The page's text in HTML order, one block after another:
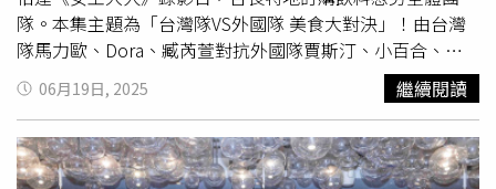
原味技術與醬料配方，為了強化沉浸式體驗，店內更打造半
開放炭火燒烤區，讓來客可以直接看到師傅炙烤過程，開幕
詳情將於近期在官方社群公布。※飲酒過量，有害健康，未
滿18歲請勿飲酒
的「夏季御膳料理」，同樣也可見鰻魚身影，可4選1的主餐
包含日籍主廚渡邊正紀循日本關東料理技法，推出以炭火香
氣與醬汁結合的「雙色鰻魚御膳」，集蒲燒與白燒鰻魚於一
體，雙重滋味交織鮮甜；另外也可選擇以手工醬汁入味的
「紅燒龍膽石斑」，或嚴選日本頂級A5黑毛和牛製作、搭配
生蛋黃照燒醬的「日本和牛漢堡排」，亦可選擇以新鮮黑鮪
魚大腹、皮油、赤身、鮭魚卵、干貝與星鰻等共十款頂級海
全家大小一同來享受美味時光。除了用餐環境大升級，多元
的餐飲選擇，更能滿足饕客的味蕾。號稱東京拉麵之王的
「麵屋一燈」桃園首店正式插旗華泰名品城。全新力作「海
膽扇貝雞豚拉麵」將在此獨家開賣！主打濃厚系湯頭與奢華
海味交融，為夏日注入一股高湯系美食旋風。歡慶開幕，
7/7-7/13間，來店即有機會領取「第二碗拉麵半價」禮物
券，隨領隨用！（圖／業者提供）此外，曾榮獲台北牛肉麵
隊。本集主題為「台灣隊VS外國隊 美食大對決」！由台灣
隊馬力歐、Dora、臧芮萱對抗外國隊賈斯汀、小百合、餒
狸，賭上料理自尊與國家榮耀。現場邀請不同領域的女王團
來賓與主持人一起擔任評審，比賽尚未開始，餒狸便語出驚
人：「不公平吧！因為你們都是台灣人，所以當然會支持台
灣人！」馬力歐立刻反擊：「還沒有比，他就感覺他會輸
了。」現場火藥味十足。第二回合為蓋飯料理對決，外國隊
06月19日, 2025 繼續閱讀